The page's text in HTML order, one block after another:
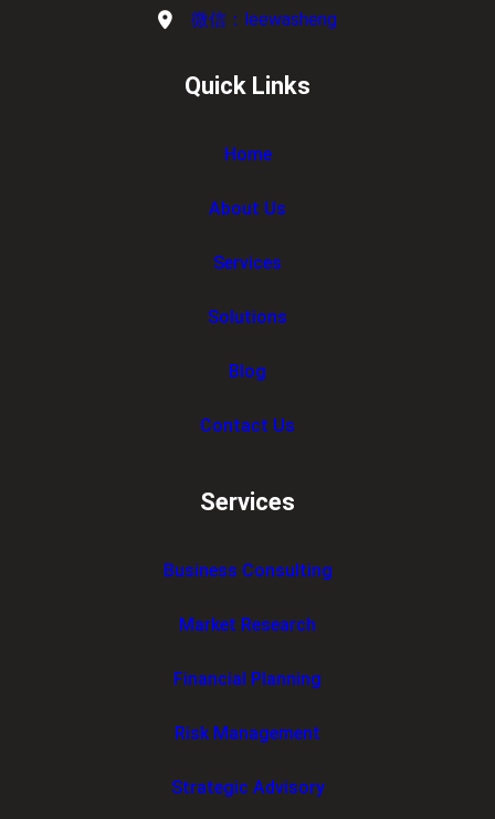
微信：leewasheng
Quick Links
Home
About Us
Services
Solutions
Blog
Contact Us
Services
Business Consulting
Market Research
Financial Planning
Risk Management
Strategic Advisory